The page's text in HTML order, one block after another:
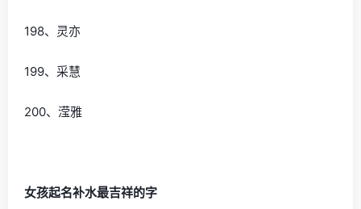
198、灵亦
199、采慧
200、滢雅
女孩起名补水最吉祥的字